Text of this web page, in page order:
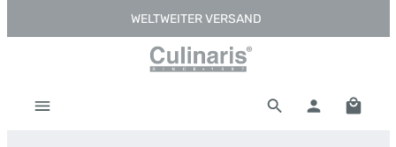
Zum Hauptinhalt springenWELTWEITER VERSAND